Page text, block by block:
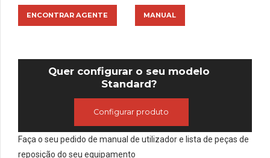
ENCONTRAR AGENTE MANUAL
Quer configurar o seu modelo
Standard?
Configurar produto
Faça o seu pedido de manual de utilizador e lista de peças de
reposição do seu equipamento